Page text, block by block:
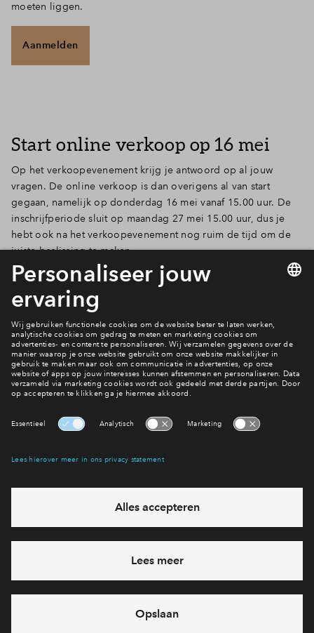
moeten liggen.
Aanmelden
Start online verkoop op 16 mei
Op het verkoopevenement krijg je antwoord op al jouw
vragen. De online verkoop is dan overigens al van start
gegaan, namelijk op donderdag 16 mei vanaf 15.00 uur. De
inschrijfperiode sluit op maandag 27 mei 15.00 uur, dus je
hebt ook na het verkoopevenement nog ruim de tijd om de
juiste beslissing te maken.
Meer verkoopinformatie
Bekijk de woningen
Interesse? Meld je dan snel aan
Hiermee blijf je op de hoogte van het belangrijkste nieuws en
Ja, ik wil mij aanmelden
Heb je een vraag en wil je direct antwoord? Bel ons op
712 28 55
feestdagen)